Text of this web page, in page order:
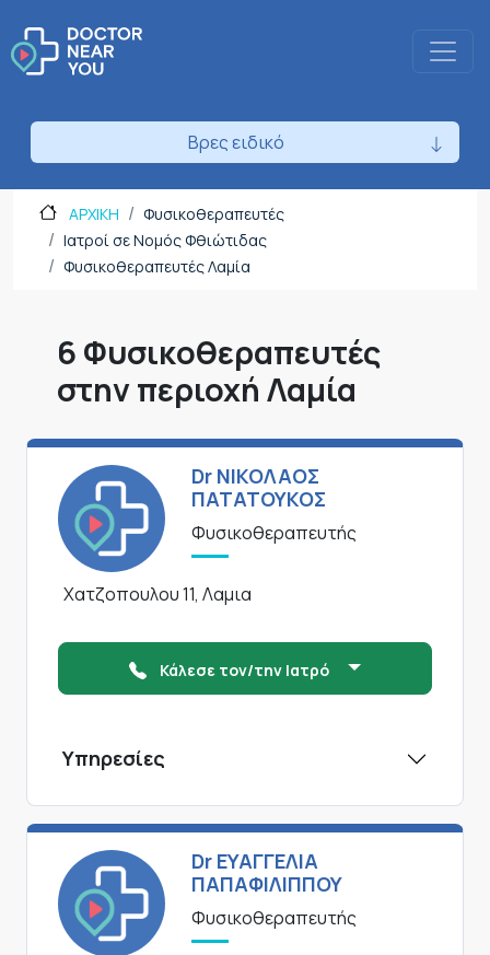
Βρες ειδικό
ΑΡΧΙΚΗ
Φυσικοθεραπευτές
Ιατροί σε Νομός Φθιώτιδας
Φυσικοθεραπευτές Λαμία
6 Φυσικοθεραπευτές
στην περιοχή Λαμία
Dr ΝΙΚΟΛΑΟΣ
ΠΑΤΑΤΟΥΚΟΣ
Φυσικοθεραπευτής
Χατζοπουλου 11, Λαμια
Κάλεσε τον/την Ιατρό
Υπηρεσίες
Dr ΕΥΑΓΓΕΛΙΑ
ΠΑΠΑΦΙΛΙΠΠΟΥ
Φυσικοθεραπευτής